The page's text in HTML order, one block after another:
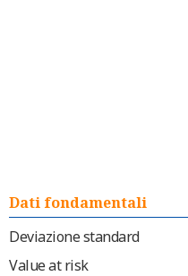
Dati fondamentali
Deviazione standard
Value at risk